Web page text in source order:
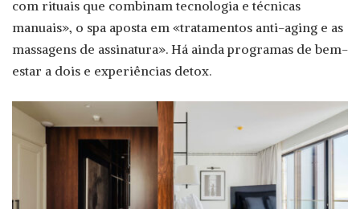
com rituais que combinam tecnologia e técnicas
manuais», o spa aposta em «tratamentos anti-aging e as
massagens de assinatura». Há ainda programas de bem-
estar a dois e experiências detox.